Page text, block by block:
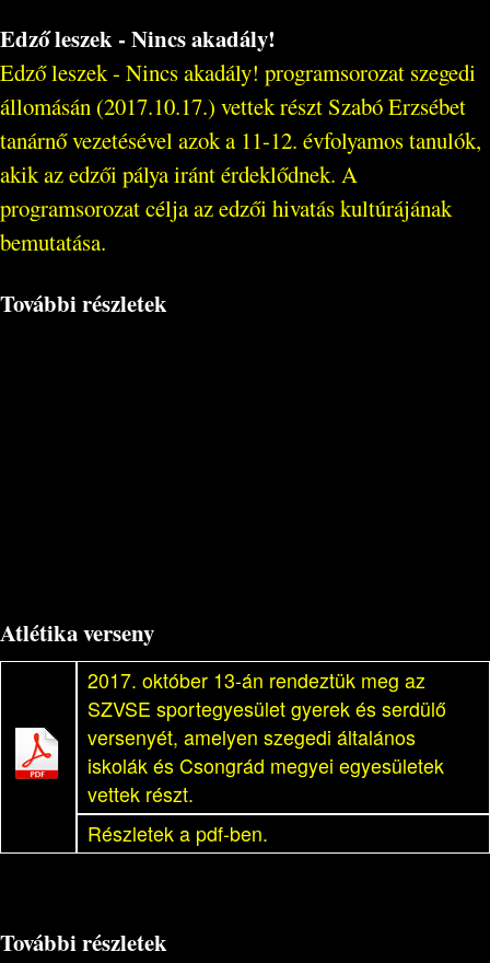
Edző leszek - Nincs akadály!
Edző leszek - Nincs akadály! programsorozat szegedi
állomásán (2017.10.17.) vettek részt Szabó Erzsébet
tanárnő vezetésével azok a 11-12. évfolyamos tanulók,
akik az edzői pálya iránt érdeklődnek. A
programsorozat célja az edzői hivatás kultúrájának
bemutatása.
További részletek
Atlétika verseny
2017. október 13-án rendeztük meg az
SZVSE sportegyesület gyerek és serdülő
versenyét, amelyen szegedi általános
iskolák és Csongrád megyei egyesületek
vettek részt.
Részletek a pdf-ben.
További részletek